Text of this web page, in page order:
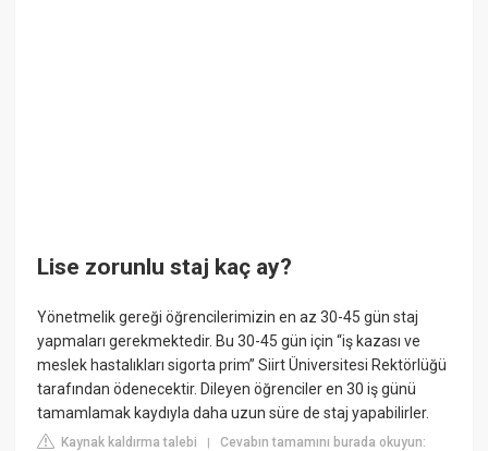
Lise zorunlu staj kaç ay?
Yönetmelik gereği öğrencilerimizin en az 30-45 gün staj
yapmaları gerekmektedir. Bu 30-45 gün için “iş kazası ve
meslek hastalıkları sigorta prim” Siirt Üniversitesi Rektörlüğü
tarafından ödenecektir. Dileyen öğrenciler en 30 iş günü
tamamlamak kaydıyla daha uzun süre de staj yapabilirler.
Kaynak kaldırma talebi |Cevabın tamamını burada okuyun: